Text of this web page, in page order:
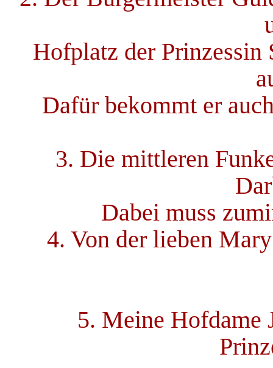
Hofplatz der Prinzessin
Dafür bekommt er
3. Die mittleren
Dabei muss
4. Von der lieben
5. Meine Hofdame